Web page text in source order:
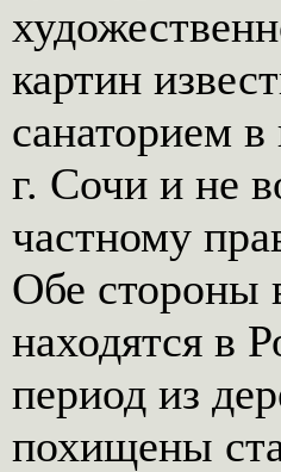
картин
санаторием
г. Сочи и не
частному
Обе стороны
находятся в
период из
похищены